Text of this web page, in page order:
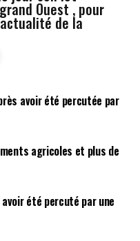
Ouest , pour
de la
avoir été percutée par
agricoles et plus de
été percuté par une